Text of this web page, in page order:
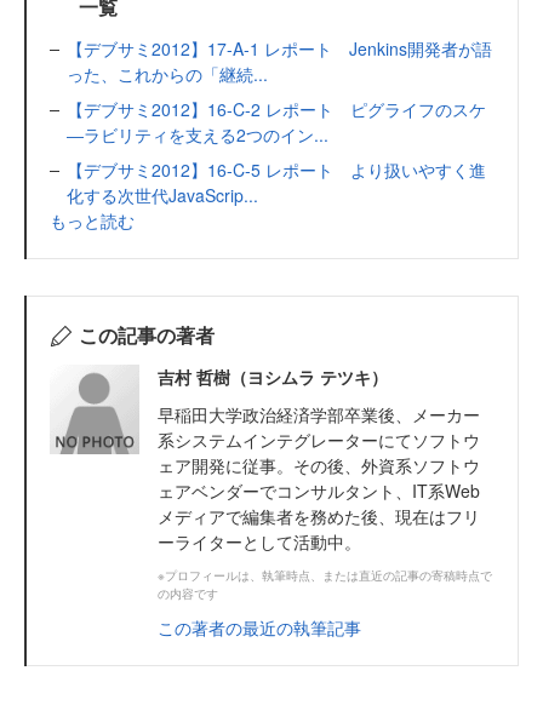
一覧
【デブサミ2012】17-A-1 レポート Jenkins開発者が語
った、これからの「継続...
【デブサミ2012】16-C-2 レポート ピグライフのスケ
―ラビリティを支える2つのイン...
【デブサミ2012】16-C-5 レポート より扱いやすく進
化する次世代JavaScrip...
もっと読む
この記事の著者
吉村 哲樹（ヨシムラ テツキ）
早稲田大学政治経済学部卒業後、メーカー
系システムインテグレーターにてソフトウ
ェア開発に従事。その後、外資系ソフトウ
ェアベンダーでコンサルタント、IT系Web
メディアで編集者を務めた後、現在はフリ
ーライターとして活動中。
※プロフィールは、執筆時点、または直近の記事の寄稿時点で
の内容です
この著者の最近の執筆記事